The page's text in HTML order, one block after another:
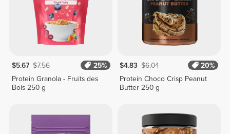
$5.67 $7.56
25%
Protein Granola - Fruits des
Bois 250 g
$4.83 $6.04
20%
Protein Choco Crisp Peanut
Butter 250 g